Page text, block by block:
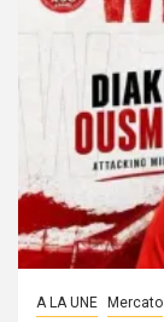
A LA UNE Mercato